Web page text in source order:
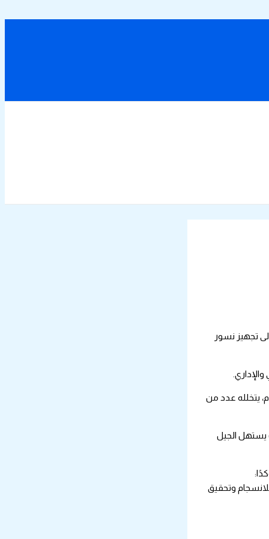
متكاملة تهدف إلى تجهيز نسور
ويستعد الفريق حاليًا للدخول في المرحلة الثانية من الإعداد، عبر إقامة معسكر خارجي في جمهورية مصر العربية، خلال الفترة من 6 إلى 21 سبتمبر 2025م، يتخلله عدد من
حيث يستهل الجيل
وتحقيق